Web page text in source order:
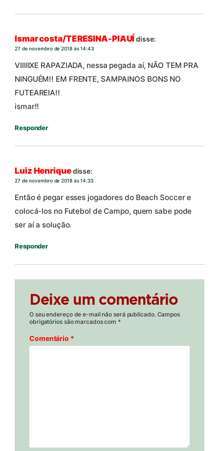
Ismar costa/TERESINA-PIAUÍdisse:
27 de novembro de 2018 às 14:43
VIIIIIXE RAPAZIADA, nessa pegada aí, NÃO TEM PRA
NINGUÉM!! EM FRENTE, SAMPAINOS BONS NO
FUTEAREIA!!
ismar!!
Responder
Luiz Henriquedisse:
27 de novembro de 2018 às 14:33
Então é pegar esses jogadores do Beach Soccer e
colocá-los no Futebol de Campo, quem sabe pode
ser aí a solução.
Responder
Deixe um comentário
O seu endereço de e-mail não será publicado. Campos
obrigatórios são marcados com *
Comentário *